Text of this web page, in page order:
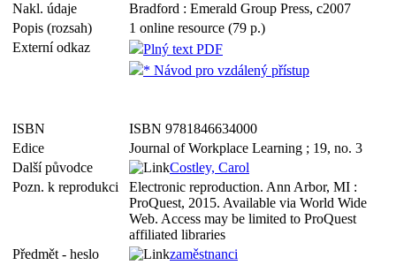
Nakl. údaje
Bradford : Emerald Group Press, c2007
Popis (rozsah)
1 online resource (79 p.)
Externí odkaz
Plný text PDF
* Návod pro vzdálený přístup
ISBN
ISBN 9781846634000
Edice
Journal of Workplace Learning ; 19, no. 3
Další původce
Costley, Carol
Pozn. k reprodukci
Electronic reproduction. Ann Arbor, MI :
ProQuest, 2015. Available via World Wide
Web. Access may be limited to ProQuest
affiliated libraries
Předmět - heslo
zaměstnanci